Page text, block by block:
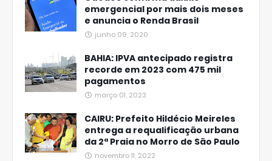
emergencial por mais dois meses
e anuncia o Renda Brasil
junho 09, 2020
BAHIA: IPVA antecipado registra
recorde em 2023 com 475 mil
pagamentos
março 01, 2023
CAIRU: Prefeito Hildécio Meireles
entrega a requalificação urbana
da 2ª Praia no Morro de São Paulo
novembro 11, 2022